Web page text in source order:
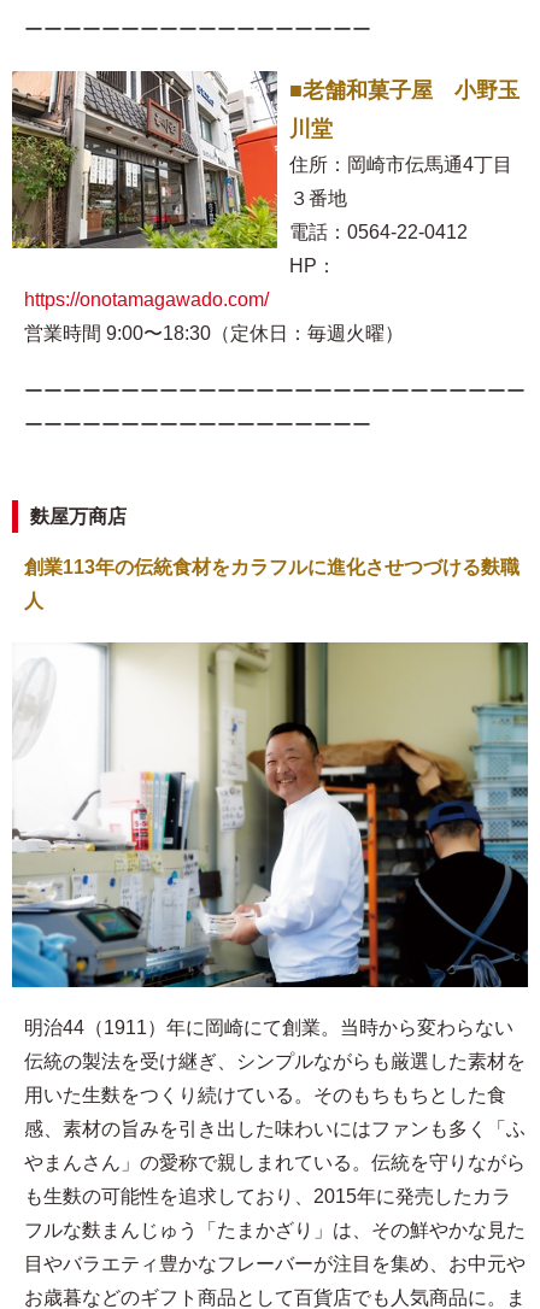
ーーーーーーーーーーーーーーーーーー
■老舗和菓子屋 小野玉
川堂
住所：岡崎市伝馬通4丁目
３番地
電話：0564-22-0412
HP：
https://onotamagawado.com/
営業時間 9:00〜18:30（定休日：毎週火曜）
ーーーーーーーーーーーーーーーーーーーーーーーーーー
ーーーーーーーーーーーーーーーーーー
麩屋万商店
創業113年の伝統食材をカラフルに進化させつづける麩職
人
明治44（1911）年に岡崎にて創業。当時から変わらない
伝統の製法を受け継ぎ、シンプルながらも厳選した素材を
用いた生麩をつくり続けている。そのもちもちとした食
感、素材の旨みを引き出した味わいにはファンも多く「ふ
やまんさん」の愛称で親しまれている。伝統を守りながら
も生麩の可能性を追求しており、2015年に発売したカラ
フルな麩まんじゅう「たまかざり」は、その鮮やかな見た
目やバラエティ豊かなフレーバーが注目を集め、お中元や
お歳暮などのギフト商品として百貨店でも人気商品に。ま